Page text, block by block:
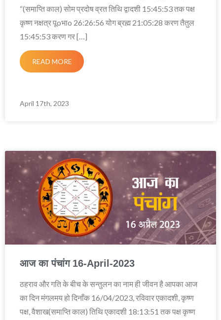
“(समाप्ति काल) सोम प्रदोष व्रत तिथि द्वादशी 15:45:53 तक पक्ष
कृष्ण नक्षत्र पूoभाo 26:26:56 योग ब्रह्म 21:05:28 करण तैतुल
15:45:53 करण गर […]
READ MORE
April 17th, 2023
आज का पंचांग 16-April-2023
ठहराव और गति के बीच के सन्तुलन का नाम ही जीवन है आपका आज
का दिन मंगलमय हो दिनाँक 16/04/2023, रविवार एकादशी, कृष्ण
पक्ष, वैशाख(समाप्ति काल) तिथि एकादशी 18:13:51 तक पक्ष कृष्ण